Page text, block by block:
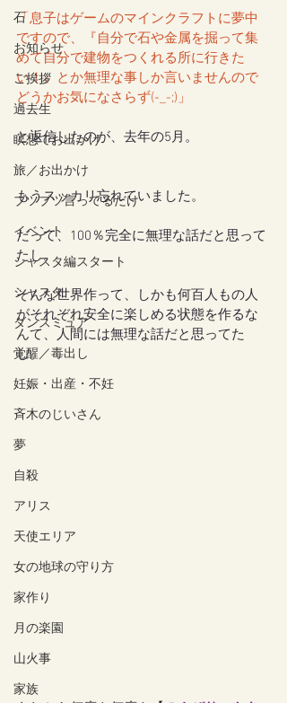
石
お知らせ
ご挨拶
過去生
瞑想でお出かけ
旅／お出かけ
ブツブツ言ってるだけ
イベント
シャスタ編スタート
シャスタ
ダンスミュア
覚醒／毒出し
妊娠・出産・不妊
斉木のじいさん
夢
自殺
アリス
天使エリア
女の地球の守り方
家作り
月の楽園
山火事
家族
「息子はゲームのマインクラフトに夢中
ですので、『自分で石や金属を掘って集
めて自分で建物をつくれる所に行きた
い！』とか無理な事しか言いませんので
どうかお気になさらず(-_-;)」
と返信したのが、去年の5月。
もうスッカリ忘れていました。
だって、100％完全に無理な話だと思って
たし。
そんな世界作って、しかも何百人もの人
がそれぞれ安全に楽しめる状態を作るな
んて、人間には無理な話だと思ってた
し。